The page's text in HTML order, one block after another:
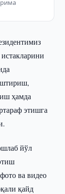
ҳамда
этишга
йўл
ва видео
қайд